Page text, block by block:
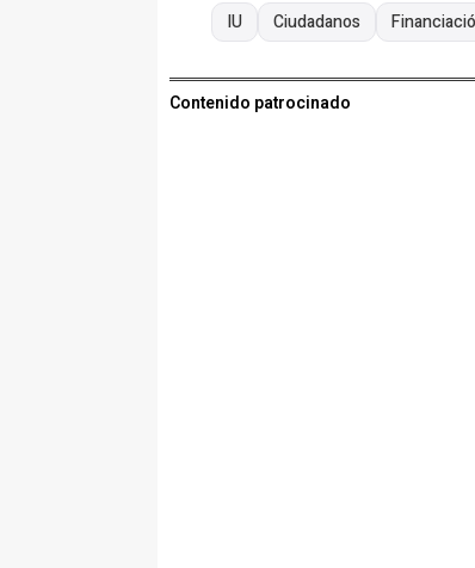
IU Ciudadanos
Contenido patrocinado